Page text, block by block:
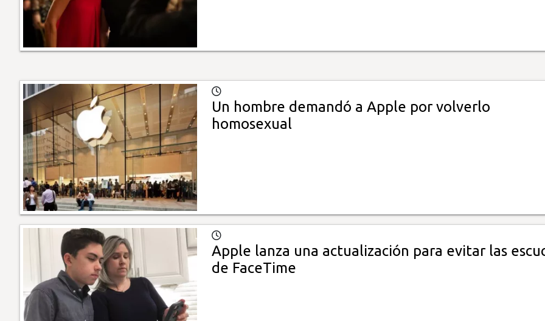
Un hombre demandó a Apple por volverlo
homosexual
Apple lanza una actualización para evitar las
de FaceTime